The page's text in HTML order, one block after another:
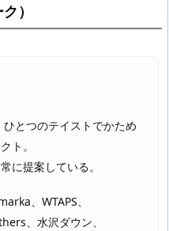
）
とつのテイストでかため
ト。
に提案している。
、WTAPS、
、水沢ダウン、